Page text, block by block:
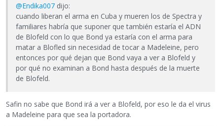
@Endika007 dijo:
cuando liberan el arma en Cuba y mueren los de Spectra y
familiares habría que suponer que también estaría el ADN
de Blofeld con lo que Bond ya estaría con el arma para
matar a Blofled sin necesidad de tocar a Madeleine, pero
entonces por qué dejan que Bond vaya a ver a Blofeld y
por qué no examinan a Bond hasta después de la muerte
de Blofeld.
Safin no sabe que Bond irá a ver a Blofeld, por eso le da el virus
a Madeleine para que sea la portadora.